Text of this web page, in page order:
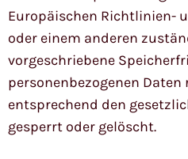
Europäischen Richtlinien-
oder einem anderen
vorgeschriebene
personenbezogenen
entsprechend den
gesperrt oder gelöscht.